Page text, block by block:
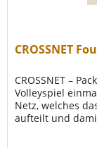
CROSSNET
CROSSNET –
Volleyspiel
Netz, welches
aufteilt und